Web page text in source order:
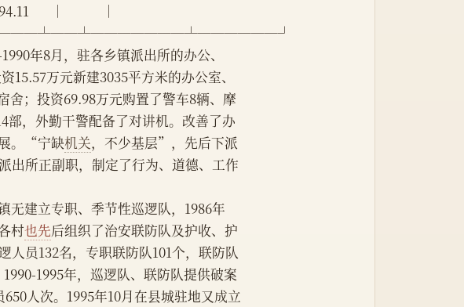
│            │
年8月，驻各乡镇派出所的办公、
15.57万元新建3035平方米的办公室、
舍；投资69.98万元购置了警车8辆、摩
部，外勤干警配备了对讲机。改善了办
。“宁缺机关，不少基层”，先后下派
出所正副职，制定了行为、道德、工作
镇无建立专职、季节性巡逻队，1986年
村也先后组织了治安联防队及护收、护
人员132名，专职联防队101个，联防队
1995年，巡逻队、联防队提供破案
人次。1995年10月在县城驻地又成立